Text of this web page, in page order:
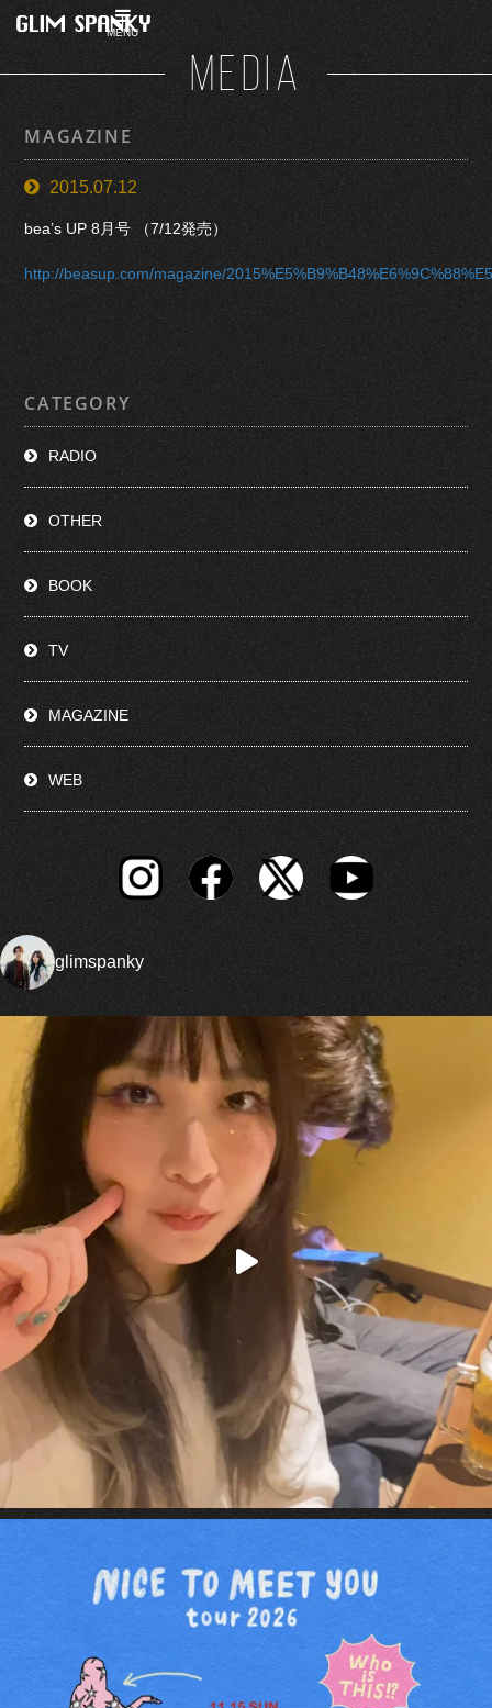
MENU
MEDIA
MAGAZINE
2015.07.12
bea’s UP 8月号 （7/12発売）
http://beasup.com/magazine/
CATEGORY
RADIO
OTHER
BOOK
TV
MAGAZINE
WEB
glimspanky